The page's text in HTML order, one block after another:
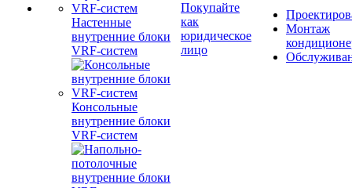
Настенные
внутренние блоки
VRF-систем
Консольные
внутренние блоки
VRF-систем
Покупайте
как
юридическое
лицо
Монтаж